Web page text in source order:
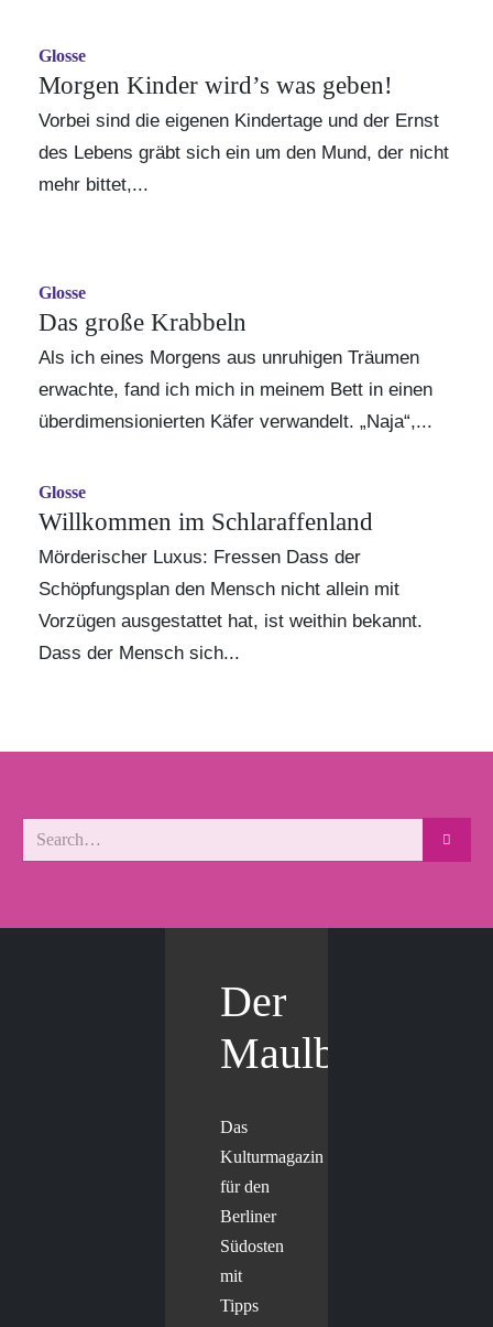
Glosse
Morgen Kinder wird’s was geben!
Vorbei sind die eigenen Kindertage und der Ernst
des Lebens gräbt sich ein um den Mund, der nicht
mehr bittet,...
Glosse
Das große Krabbeln
Als ich eines Morgens aus unruhigen Träumen
erwachte, fand ich mich in meinem Bett in einen
überdimensionierten Käfer verwandelt. „Naja“,...
Glosse
Willkommen im Schlaraffenland
Mörderischer Luxus: Fressen Dass der
Schöpfungsplan den Mensch nicht allein mit
Vorzügen ausgestattet hat, ist weithin bekannt.
Dass der Mensch sich...
Der
Maulbär
Das
Kulturmagazin
für den
Berliner
Südosten
mit
Tipps